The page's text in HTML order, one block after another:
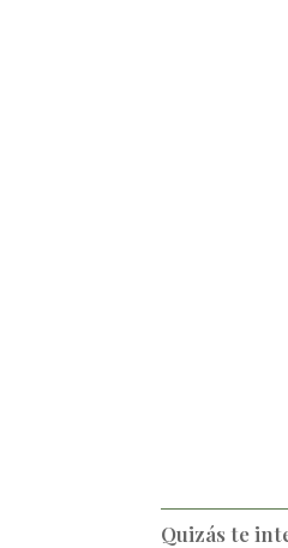
Quizás te